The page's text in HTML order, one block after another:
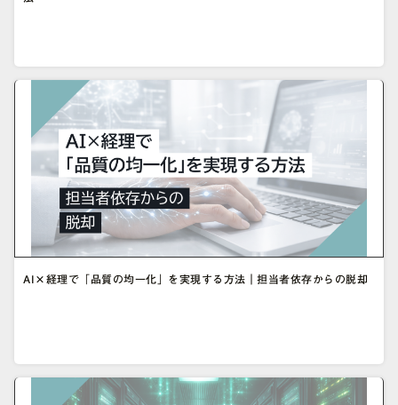
AI×経理で「品質の均一化」を実現する方法｜担当者依存からの脱却